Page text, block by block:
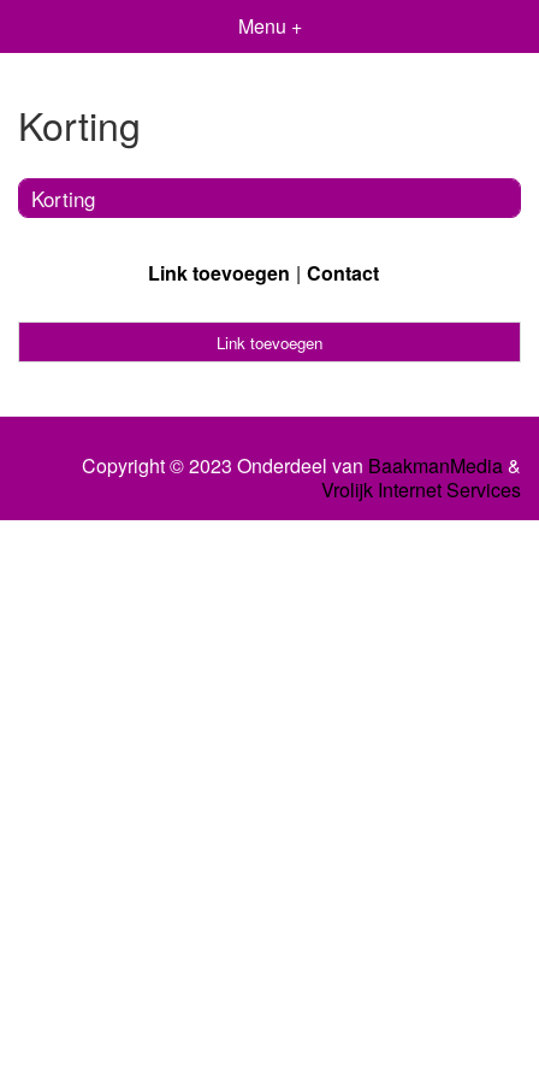
Menu +
Korting
Korting
Link toevoegen Contact
Link toevoegen
Copyright © 2023 Onderdeel van BaakmanMedia&
Vrolijk Internet Services